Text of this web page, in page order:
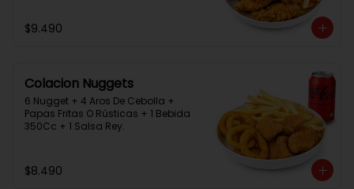
$9.490
Colacion Nuggets
6 Nugget + 4 Aros De Cebolla +
Papas Fritas O Rústicas + 1 Bebida
350Cc + 1 Salsa Rey.
$8.490